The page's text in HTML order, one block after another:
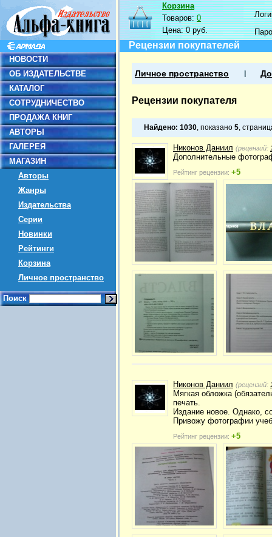
НОВОСТИ
ОБ ИЗДАТЕЛЬСТВЕ
КАТАЛОГ
СОТРУДНИЧЕСТВО
ПРОДАЖА КНИГ
АВТОРЫ
ГАЛЕРЕЯ
МАГАЗИН
Авторы
Жанры
Издательства
Серии
Новинки
Рейтинги
Корзина
Личное пространство
Поиск
Корзина
Товаров:0
Цена:0 руб.
Рецензии покупателей
Личное пространство
Рецензии покупателя
Найдено: 1030, показано 5,
Никонов Даниил (рецензий:
Дополнительные
Рейтинг рецензии: +5
Никонов Даниил (рецензий:
Мягкая обложка
печать.
Издание новое. Однако,
Привожу фотографии
Рейтинг рецензии: +5